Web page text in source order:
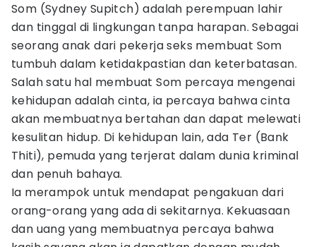
Som (Sydney Supitch) adalah perempuan lahir
dan tinggal di lingkungan tanpa harapan. Sebagai
seorang anak dari pekerja seks membuat Som
tumbuh dalam ketidakpastian dan keterbatasan.
Salah satu hal membuat Som percaya mengenai
kehidupan adalah cinta, ia percaya bahwa cinta
akan membuatnya bertahan dan dapat melewati
kesulitan hidup. Di kehidupan lain, ada Ter (Bank
Thiti), pemuda yang terjerat dalam dunia kriminal
dan penuh bahaya.
Ia merampok untuk mendapat pengakuan dari
orang-orang yang ada di sekitarnya. Kekuasaan
dan uang yang membuatnya percaya bahwa